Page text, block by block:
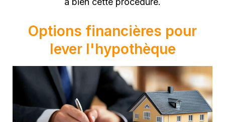
Options financières pour
lever l'hypothèque